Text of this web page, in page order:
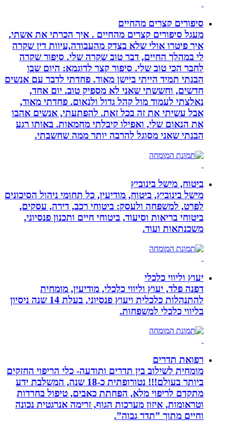
סיפורים קצרים מהחיים
מעגל סיפורים קצרים מהחיים . איך הכרתי את אשתי,
איך פיטרו אולי שלא בצדק מהעבודה,עיוות דין שקרה
לי במהלך החיים, דבר טוב שקרה שלי. סיפור שקרה
לחבר הכי טוב שלי. סיפור קצר לדוגמא: היום שבו
הבנתי תמיד הייתי ביישן מאוד. פחדתי לדבר עם אנשים
חדשים, וחששתי שאני לא מספיק טוב. יום אחד,
נאלצתי לעמוד מול קהל גדול ולנאום. פחדתי מאוד,
אבל עשיתי את זה בכל זאת. להפתעתי, אנשים אהבו
את הנאום שלי, ואפילו קיבלתי מחמאות. באותו רגע
הבנתי שאני מסוגל להרבה יותר ממה שחשבתי.
ביטוח, מישל בינוביץ
מישל בינוביץ, ביטוח, מודיעין, כל תחומי ניהול הסיכונים
לפרט, למשפחה ולעסק: ביטוחי רכב, דירה, עסקים,
ביטוחי בריאות וסיעוד, ביטוחי חיים ותכנון פנסיוני,
משכנתאות ועוד.
יעוץ וליווי כלכלי
דפנה פלד, יעוץ וליווי כלכלי, מודיעין, מומחית
להתנהלות כלכלית ויעוץ פנסיוני, בעלת 14 שנה ניסיון
בליווי כלכלי למשפחות.
רפואת תדרים
מומחית לשילוב בין תדרים ותודעה- כלי הריפוי החזקים
ביותר בעולם!!! נטורופתית כ-18 שנה, המשלבת ידע
מתקדם לריפוי מלא, הפחתת כאבים, טיפול בחרדות
וטראומות, איזון מערכות הגוף, זרימה אנרגטית נכונה
וחיים מתוך ”תדר גבוה”.